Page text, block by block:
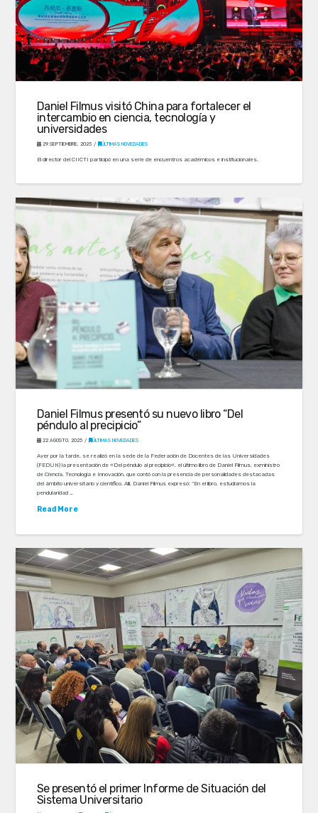
Daniel Filmus visitó China para fortalecer el
intercambio en ciencia, tecnología y
universidades
29 SEPTIEMBRE, 2025 ÚLTIMAS NOVEDADES
El director del CIICTI participó en una serie de encuentros académicos e institucionales.
Daniel Filmus presentó su nuevo libro “Del
péndulo al precipicio”
22 AGOSTO, 2025 ÚLTIMAS NOVEDADES
Ayer por la tarde, se realizó en la sede de la Federación de Docentes de las Universidades
(FEDUN) la presentación de «Del péndulo al precipicio«, el último libro de Daniel Filmus, exministro
de Ciencia, Tecnología e Innovación, que contó con la presencia de personalidades destacadas
del ámbito universitario y científico. Allí, Daniel Filmus expresó: “En el libro, estudiamos la
pendularidad …
Read More
Se presentó el primer Informe de Situación del
Sistema Universitario